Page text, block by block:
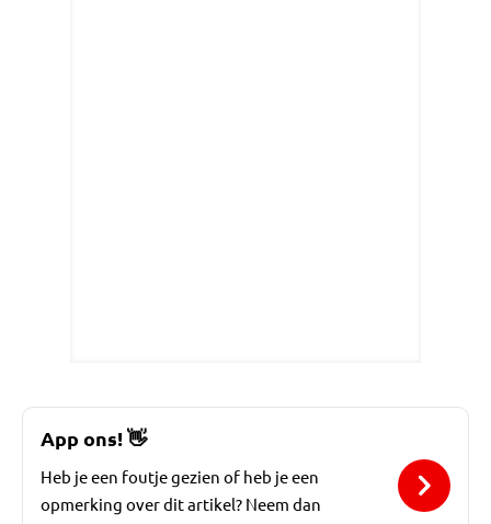
App ons!👋
Heb je een foutje gezien of heb je een
opmerking over dit artikel? Neem dan